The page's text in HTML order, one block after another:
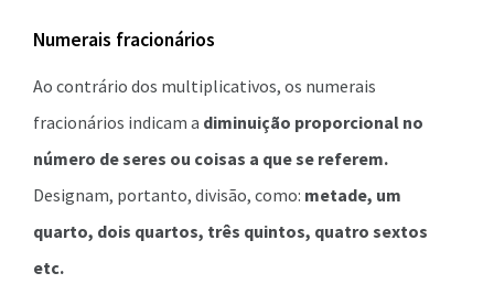
Numerais fracionários
Ao contrário dos multiplicativos, os numerais
fracionários indicam a diminuição proporcional no
número de seres ou coisas a que se referem.
Designam, portanto, divisão, como: metade, um
quarto, dois quartos, três quintos, quatro sextos
etc.